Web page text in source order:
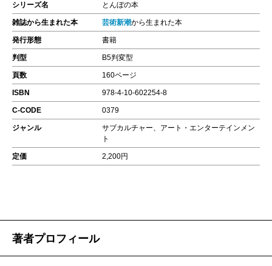
シリーズ名 とんぼの本
雑誌から生まれた本 芸術新潮から生まれた本
発行形態 書籍
判型 B5判変型
頁数 160ページ
ISBN 978-4-10-602254-8
C-CODE 0379
ジャンル
サブカルチャー、アート・エンターテインメン
ト
定価 2,200円
著者プロフィール